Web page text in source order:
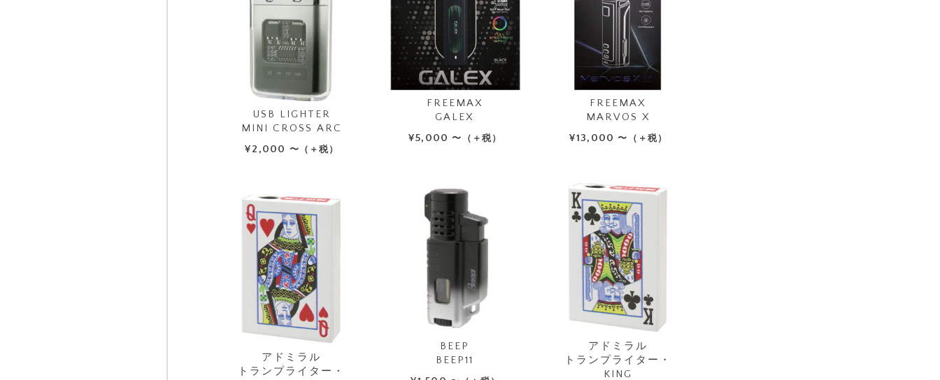
FREEMAX
GALEX
¥5,000 〜（＋税）
FREEMAX
MARVOS X
¥13,000 〜（＋税）
USB LIGHTER
MINI CROSS ARC
¥2,000 〜（＋税）
BEEP
BEEP11
アドミラル
トランプライター・
KING
アドミラル
トランプライター・